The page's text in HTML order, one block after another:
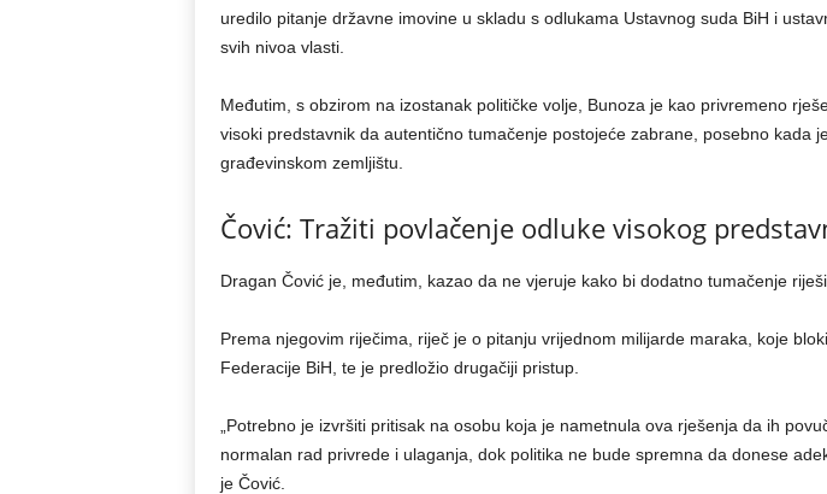
uredilo pitanje državne imovine u skladu s odlukama Ustavnog suda BiH i
svih nivoa vlasti.
Međutim, s obzirom na izostanak političke volje, Bunoza je kao privremeno
visoki predstavnik da autentično tumačenje postojeće zabrane, posebno kada
građevinskom zemljištu.
Čović: Tražiti povlačenje odluke visokog
Dragan Čović je, međutim, kazao da ne vjeruje kako bi dodatno tumačenje
Prema njegovim riječima, riječ je o pitanju vrijednom milijarde maraka, koje
Federacije BiH, te je predložio drugačiji pristup.
„Potrebno je izvršiti pritisak na osobu koja je nametnula ova rješenja da ih
normalan rad privrede i ulaganja, dok politika ne bude spremna da donese
je Čović.